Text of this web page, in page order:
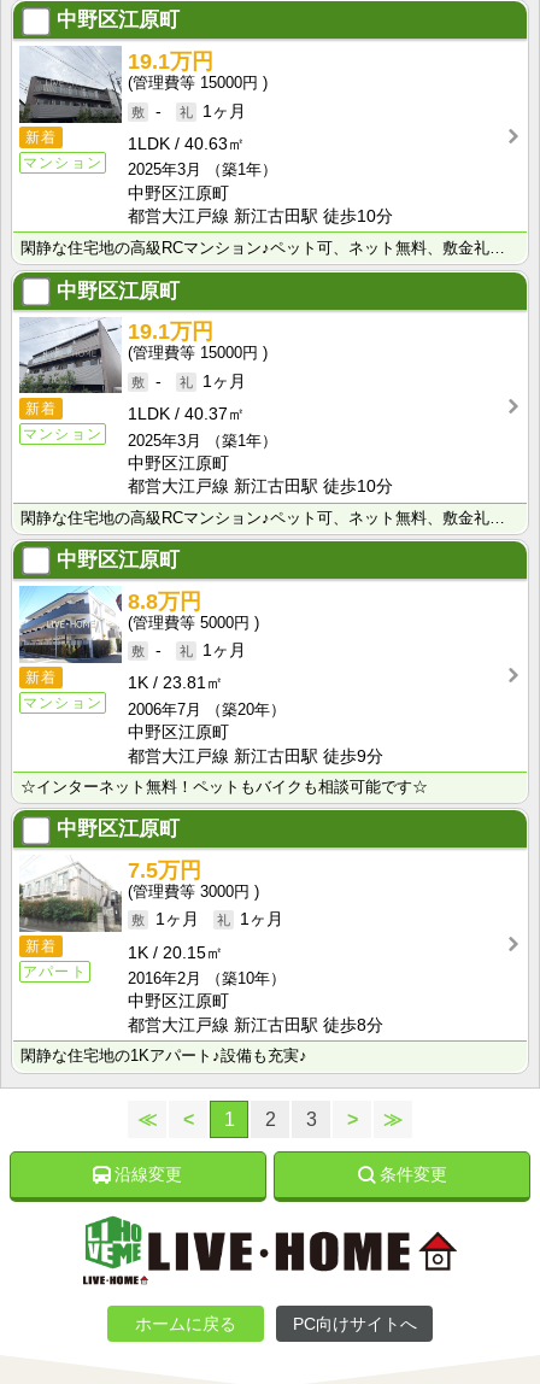
中野区江原町
新着
マンション
19.1万円
15000円
-
1ヶ月
1LDK
40.63㎡
2025年3月
（築1年）
中野区江原町
都営大江戸線 新江古田駅 徒歩10分
中野区江原町
新着
マンション
19.1万円
15000円
-
1ヶ月
1LDK
40.37㎡
2025年3月
（築1年）
中野区江原町
都営大江戸線 新江古田駅 徒歩10分
中野区江原町
新着
マンション
8.8万円
5000円
-
1ヶ月
1K
23.81㎡
2006年7月
（築20年）
中野区江原町
都営大江戸線 新江古田駅 徒歩9分
☆インターネット無料！ペットもバイクも相談可能です☆
中野区江原町
新着
アパート
7.5万円
3000円
1ヶ月
1ヶ月
1K
20.15㎡
2016年2月
（築10年）
中野区江原町
都営大江戸線 新江古田駅 徒歩8分
閑静な住宅地の1Kアパート♪設備も充実♪
≪ < 1 2 3 > ≫
沿線変更 条件変更
ホームに戻る PC向けサイトへ